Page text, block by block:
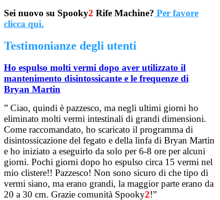
Sei nuovo su Spooky2 Rife Machine? Per favore
clicca qui.
Testimonianze degli utenti
Ho espulso molti vermi dopo aver utilizzato il
mantenimento disintossicante e le frequenze di
Bryan Martin
” Ciao, quindi è pazzesco, ma negli ultimi giorni ho
eliminato molti vermi intestinali di grandi dimensioni.
Come raccomandato, ho scaricato il programma di
disintossicazione del fegato e della linfa di Bryan Martin
e ho iniziato a eseguirlo da solo per 6-8 ore per alcuni
giorni. Pochi giorni dopo ho espulso circa 15 vermi nel
mio clistere!! Pazzesco! Non sono sicuro di che tipo di
vermi siano, ma erano grandi, la maggior parte erano da
20 a 30 cm. Grazie comunità Spooky2!”